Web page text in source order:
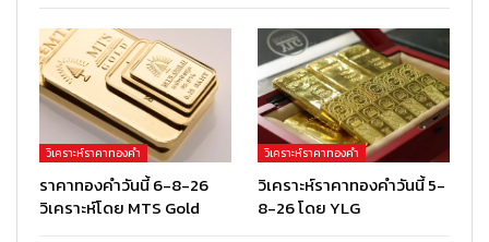
วิเคราะห์ราคาทองคำ
ราคาทองคำวันนี้ 6-8-26
วิเคราะห์โดย MTS Gold
วิเคราะห์ราคาทองคำ
วิเคราะห์ราคาทองคำวันนี้ 5-
8-26 โดย YLG